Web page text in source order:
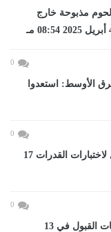
كيلو جرام لحوم مذبوحة خارج
0
الأوسط: استعدوا
0
تنسيق الجامعات 2026.. إتاحة التسجيل لاختبارات القدرات 17
0
تنسيق الثانوى العام 2027.. اعرف درجات القبول في 13